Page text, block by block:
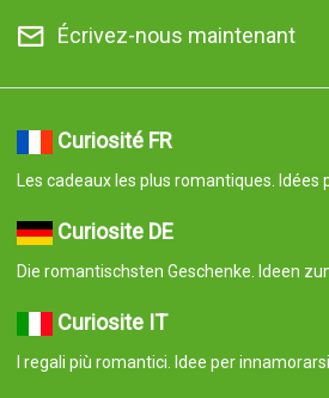
Écrivez-nous maintenant
Curiosité FR
Les cadeaux les plus romantiques.
Curiosite DE
Die romantischsten Geschenke. Ideen
Curiosite IT
I regali più romantici. Idee per innamorarsi